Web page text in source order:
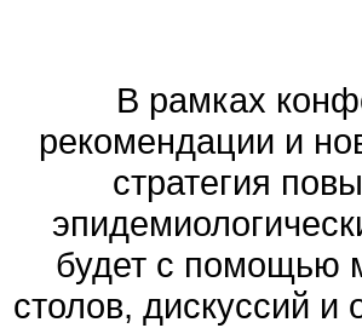
В рамках
рекомендации и
стратегия
будет с помощью
столов, дискуссий